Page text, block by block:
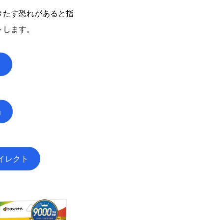
す恐れがあると指
ます。
レクト